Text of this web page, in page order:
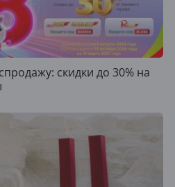
скидки до 30% на